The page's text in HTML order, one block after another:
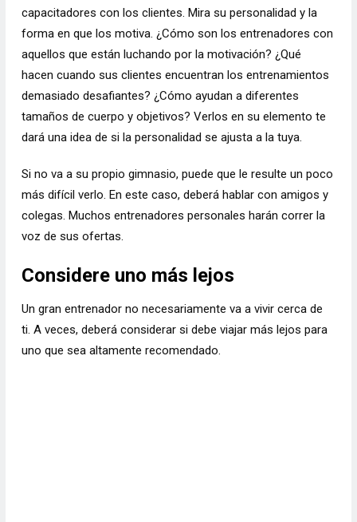
capacitadores con los clientes. Mira su personalidad y la
forma en que los motiva. ¿Cómo son los entrenadores con
aquellos que están luchando por la motivación? ¿Qué
hacen cuando sus clientes encuentran los entrenamientos
demasiado desafiantes? ¿Cómo ayudan a diferentes
tamaños de cuerpo y objetivos? Verlos en su elemento te
dará una idea de si la personalidad se ajusta a la tuya.
Si no va a su propio gimnasio, puede que le resulte un poco
más difícil verlo. En este caso, deberá hablar con amigos y
colegas. Muchos entrenadores personales harán correr la
voz de sus ofertas.
Considere uno más lejos
Un gran entrenador no necesariamente va a vivir cerca de
ti. A veces, deberá considerar si debe viajar más lejos para
uno que sea altamente recomendado.